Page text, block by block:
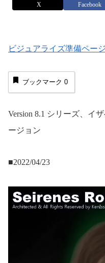
X Facebook
ビジュアライズ準備ペー
ブックマーク 0
Version 8.1 シリーズ、イ
ージョン
■2022/04/23